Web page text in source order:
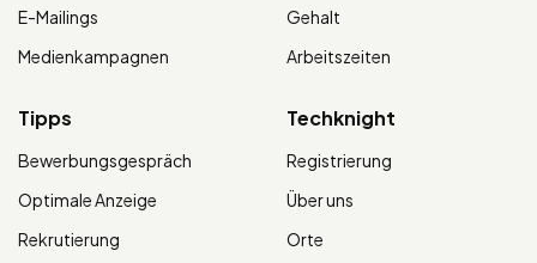
E-Mailings
Medienkampagnen
Gehalt
Arbeitszeiten
Tipps
Bewerbungsgespräch
Optimale Anzeige
Rekrutierung
Techknight
Registrierung
Über uns
Orte